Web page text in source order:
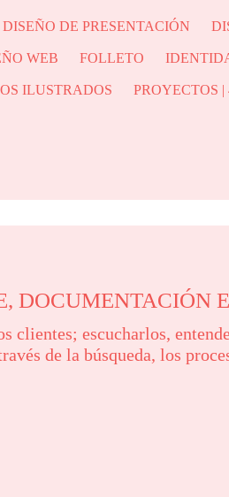
DISEÑO DE PRESENTACIÓN
WEB FOLLETO
ILUSTRADOS PROYECTOS |
DOCUMENTACIÓN
clientes; escucharlos,
de la búsqueda, los